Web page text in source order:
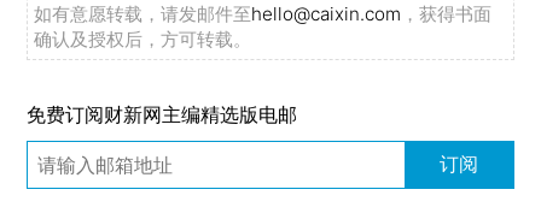
如有意愿转载，请发邮件至hello@caixin.com ，获得书面
确认及授权后，方可转载。
免费订阅财新网主编精选版电邮
订阅